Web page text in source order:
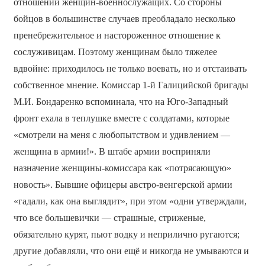
бойцов в большинстве случаев преобладало несколько
пренебрежительное и настороженное отношение к
сослуживицам. Поэтому женщинам было тяжелее
вдвойне: приходилось не только воевать, но и отстаивать
собственное мнение. Комиссар 1-й Галицийской бригады
М.И. Бондаренко вспоминала, что на Юго-Западный
фронт ехала в теплушке вместе с солдатами, которые
«смотрели на меня с любопытством и удивлением —
женщина в армии!». В штабе армии восприняли
назначение женщины-комиссара как «потрясающую»
новость». Бывшие офицеры австро-венгерской армии
«гадали, как она выглядит», при этом «одни утверждали,
что все большевички — страшные, стриженые,
обязательно курят, пьют водку и неприлично ругаются;
другие добавляли, что они ещё и никогда не умываются и